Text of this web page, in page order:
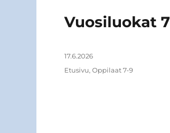
Vuosiluokat
Julkaistu
17.6.2026
Kategoriat
Etusivu, Oppilaat 7-9